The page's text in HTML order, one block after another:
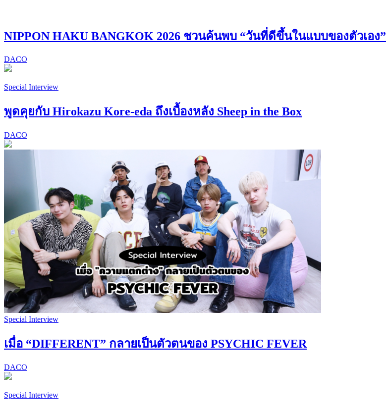
NIPPON HAKU BANGKOK 2026 ชวนค้นพบ “วันที่ดีขึ้นในแบบของตัวเอง”
DACO
Special Interview
พูดคุยกับ Hirokazu Kore-eda ถึงเบื้องหลัง Sheep in the Box
DACO
Special Interview
เมื่อ “DIFFERENT” กลายเป็นตัวตนของ PSYCHIC FEVER
DACO
Special Interview